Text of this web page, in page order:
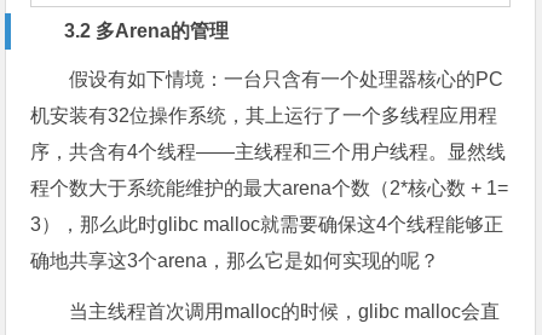
3.2 多Arena的管理
假设有如下情境：一台只含有一个处理器核心的PC
机安装有32位操作系统，其上运行了一个多线程应用程
序，共含有4个线程——主线程和三个用户线程。显然线
程个数大于系统能维护的最大arena个数（2*核心数 + 1=
3），那么此时glibc malloc就需要确保这4个线程能够正
确地共享这3个arena，那么它是如何实现的呢？
当主线程首次调用malloc的时候，glibc malloc会直